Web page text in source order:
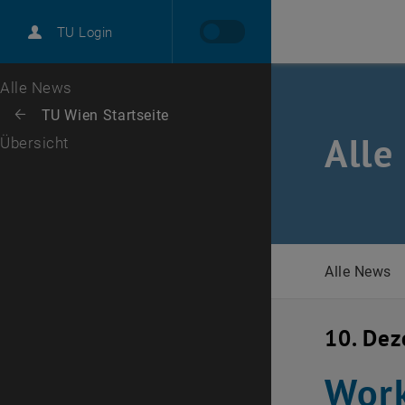
TU Login
Karriere
Zur 1. Menü Ebene
Alle News
Zurück: Subseiten von TU Wien Startseite auflisten
Zurück zur letzten Ebene:
TU Wien Startseite
Übersicht Alle
Alle News
10.